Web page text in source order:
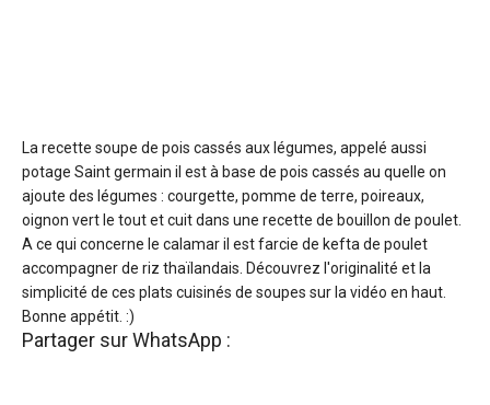
La recette soupe de pois cassés aux légumes, appelé aussi
potage Saint germain il est à base de pois cassés au quelle on
ajoute des légumes : courgette, pomme de terre, poireaux,
oignon vert le tout et cuit dans une recette de bouillon de poulet.
A ce qui concerne le calamar il est farcie de kefta de poulet
accompagner de riz thaïlandais. Découvrez l'originalité et la
simplicité de ces plats cuisinés de soupes sur la vidéo en haut.
Bonne appétit. :)
Partager sur WhatsApp :